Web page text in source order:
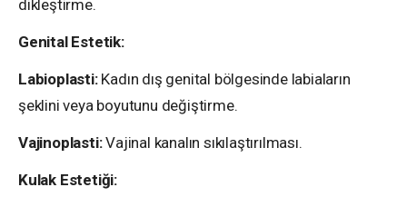
dikleştirme.
Genital Estetik:
Labioplasti:Kadın dış genital bölgesinde labiaların
şeklini veya boyutunu değiştirme.
Vajinoplasti:Vajinal kanalın sıkılaştırılması.
Kulak Estetiği: